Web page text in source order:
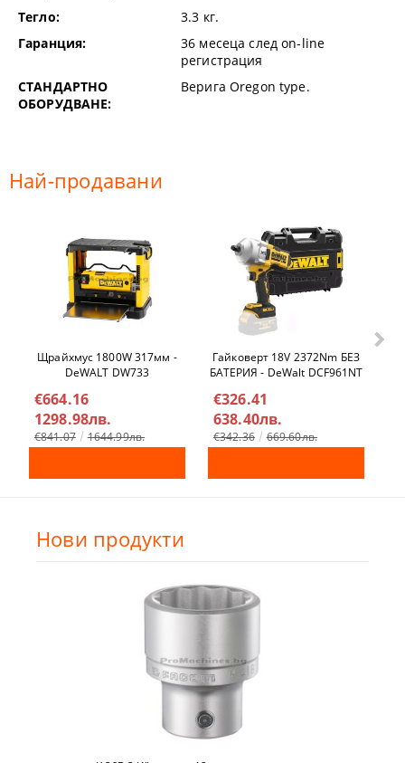
Тегло:
3.3 кг.
Гаранция:
36 месеца след on-line
регистрация
СТАНДАРТНО
ОБОРУДВАНЕ:
Верига Oregon type.
Най-продавани
Щрайхмус 1800W 317мм -
DeWALT DW733
€664.16
1298.98лв.
€841.07 1644.99лв.
Гайковерт 18V 2372Nm БЕЗ
БАТЕРИЯ - DeWalt DCF961NT
€326.41
638.40лв.
€342.36 669.60лв.
Нови продукти